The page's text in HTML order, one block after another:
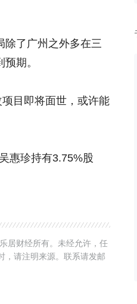
了广州之外多在三
期。
目即将面世，或许能
惠珍持有3.75%股
居财经所有。未经允许，任
，请注明来源。联系请发邮